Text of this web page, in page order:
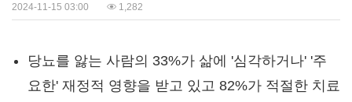
2024-11-15 03:00 1,282
당뇨를 앓는 사람의 33%가 삶에 '심각하거나' '주
요한' 재정적 영향을 받고 있고 82%가 적절한 치료